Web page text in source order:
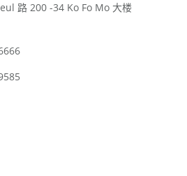
路 200 -34 Ko Fo Mo 大楼